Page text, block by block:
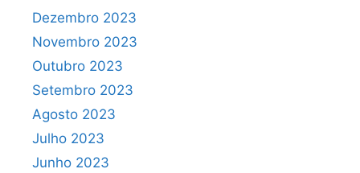
Dezembro 2023
Novembro 2023
Outubro 2023
Setembro 2023
Agosto 2023
Julho 2023
Junho 2023